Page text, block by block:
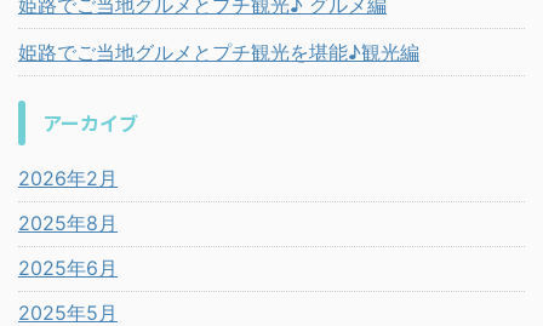
姫路でご当地グルメとプチ観光を堪能♪観光編
アーカイブ
2026年2月
2025年8月
2025年6月
2025年5月